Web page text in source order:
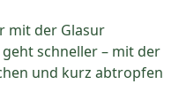
mit der Glasur
schneller – mit der
und kurz abtropfen